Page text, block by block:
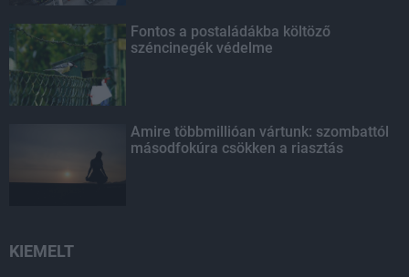
Fontos a postaládákba költöző
széncinegék védelme
Amire többmillióan vártunk: szombattól
másodfokúra csökken a riasztás
KIEMELT